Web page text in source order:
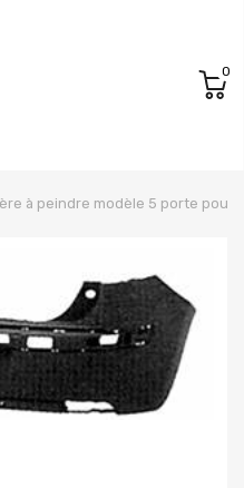
0
à peindre modèle 5 porte pour